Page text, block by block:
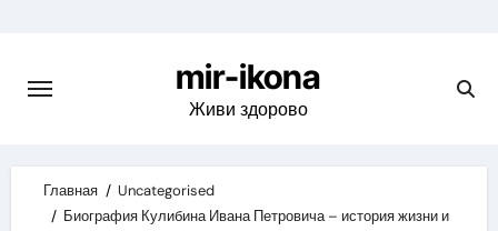
content
mir-ikona
Живи здорово
Главная
Uncategorised
Биография Кулибина Ивана Петровича – история жизни и